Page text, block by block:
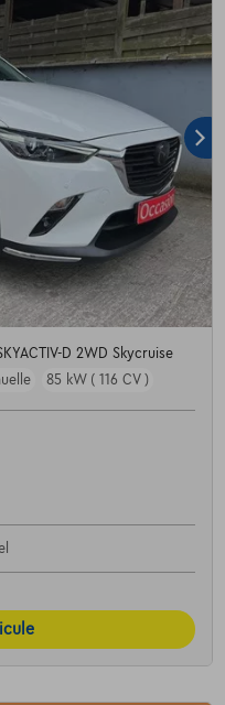
D 2WD Skycruise
85 kW ( 116 CV )